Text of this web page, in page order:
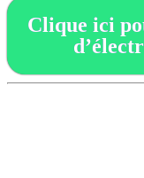
Clique ici